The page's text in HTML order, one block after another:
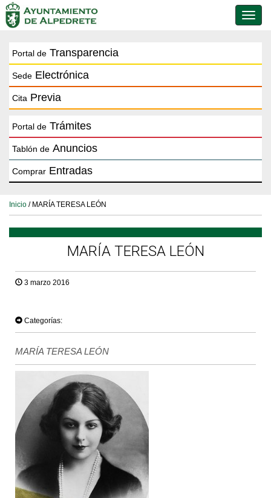
de
Portal de Transparencia
Sede Electrónica
Cita Previa
Portal de Trámites
Tablón de Anuncios
Comprar Entradas
Inicio / MARÍA TERESA LEÓN
MARÍA TERESA LEÓN
3 marzo 2016
Categorías:
MARÍA TERESA LEÓN